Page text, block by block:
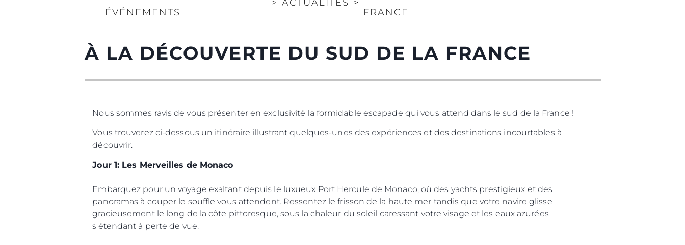
ÉVÉNEMENTS
> ACTUALITÉS >
FRANCE
À LA DÉCOUVERTE DU SUD DE LA FRANCE
Nous sommes ravis de vous présenter en exclusivité la formidable escapade qui vous attend dans le sud de la France !
Vous trouverez ci-dessous un itinéraire illustrant quelques-unes des expériences et des destinations incourtables à
découvrir.
Jour 1: Les Merveilles de Monaco
Embarquez pour un voyage exaltant depuis le luxueux Port Hercule de Monaco, où des yachts prestigieux et des
panoramas à couper le souffle vous attendent. Ressentez le frisson de la haute mer tandis que votre navire glisse
gracieusement le long de la côte pittoresque, sous la chaleur du soleil caressant votre visage et les eaux azurées
s'étendant à perte de vue.